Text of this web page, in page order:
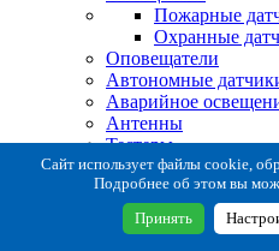
Пожарные
Охранные
Оповещатели
Автономные
Аварийное
Антенны
Тестеры
Система сбора
Расходные и
Коробки
Кронштейны
Сайт использует файлы cookie,
Подробнее об этом вы
Принять